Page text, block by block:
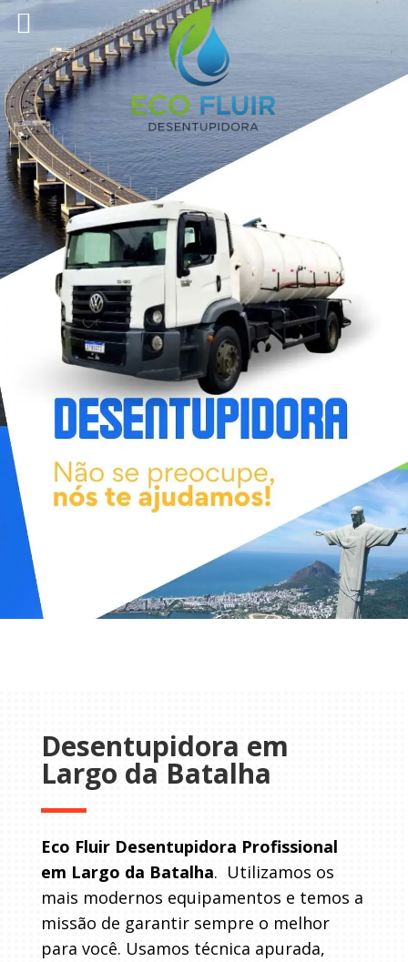
Desentupidora em
Largo da Batalha
Eco Fluir Desentupidora Profissional
em Largo da Batalha. Utilizamos os
mais modernos equipamentos e temos a
missão de garantir sempre o melhor
para você. Usamos técnica apurada,